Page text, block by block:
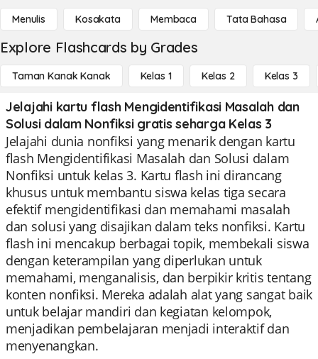
Menulis Kosakata Membaca Tata Bahasa
Explore Flashcards by Grades
Taman Kanak Kanak Kelas 1 Kelas 2 Kelas 3
Jelajahi kartu flash Mengidentifikasi Masalah dan
Solusi dalam Nonfiksi gratis seharga Kelas 3
Jelajahi dunia nonfiksi yang menarik dengan kartu
flash Mengidentifikasi Masalah dan Solusi dalam
Nonfiksi untuk kelas 3. Kartu flash ini dirancang
khusus untuk membantu siswa kelas tiga secara
efektif mengidentifikasi dan memahami masalah
dan solusi yang disajikan dalam teks nonfiksi. Kartu
flash ini mencakup berbagai topik, membekali siswa
dengan keterampilan yang diperlukan untuk
memahami, menganalisis, dan berpikir kritis tentang
konten nonfiksi. Mereka adalah alat yang sangat baik
untuk belajar mandiri dan kegiatan kelompok,
menjadikan pembelajaran menjadi interaktif dan
menyenangkan.